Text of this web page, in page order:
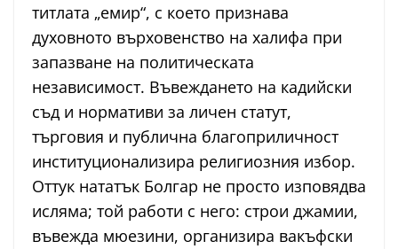
титлата „емир“, с което признава
духовното върховенство на халифа при
запазване на политическата
независимост. Въвеждането на кадийски
съд и нормативи за личен статут,
търговия и публична благоприличност
институционализира религиозния избор.
Оттук нататък Болгар не просто изповядва
исляма; той работи с него: строи джамии,
въвежда мюезини, организира вакъфски